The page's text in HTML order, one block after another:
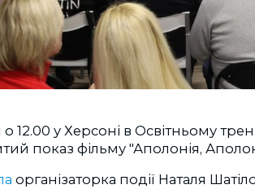
о 12.00 у Херсоні в Освітньому
показ фільму "Аполонія,
організаторка події Наталя